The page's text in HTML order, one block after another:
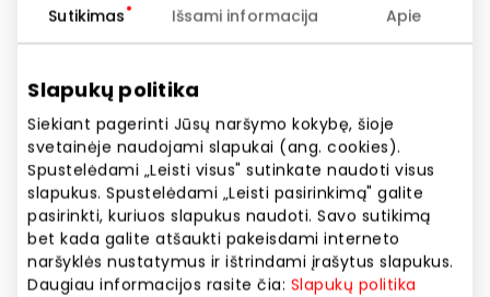
Sutikimas Išsami informacija Apie
Slapukų politika
Siekiant pagerinti Jūsų naršymo kokybę, šioje
svetainėje naudojami slapukai (ang. cookies).
Spustelėdami „Leisti visus" sutinkate naudoti visus
slapukus. Spustelėdami „Leisti pasirinkimą" galite
pasirinkti, kuriuos slapukus naudoti. Savo sutikimą
bet kada galite atšaukti pakeisdami interneto
naršyklės nustatymus ir ištrindami įrašytus slapukus.
Daugiau informacijos rasite čia: Slapukų politika
I-VII 10.00 – 21.00
Svetainės adresas
https://
Rodyti lokaciją žemėlapyje